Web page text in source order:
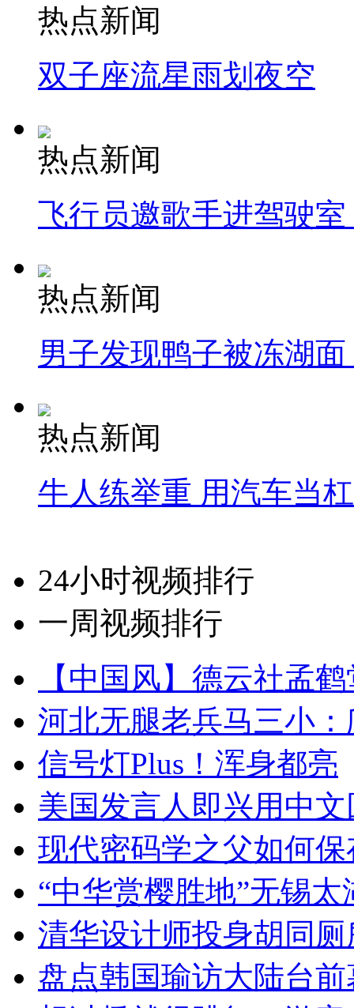
热点新闻
双子座流星雨划夜空
热点新闻
飞行员邀歌手进驾驶
热点新闻
男子发现鸭子被冻湖
热点新闻
牛人练举重 用汽车当
24小时视频排行
一周视频排行
【中国风】德云社孟
河北无腿老兵马三小
信号灯Plus！浑身都亮
美国发言人即兴用中
现代密码学之父如何
“中华赏樱胜地”无锡
清华设计师投身胡同
盘点韩国瑜访大陆台